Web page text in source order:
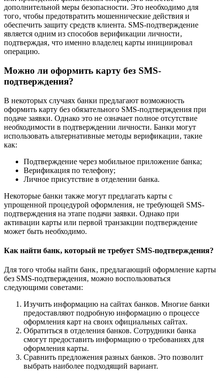
дополнительной меры безопасности. Это необходимо для
того‚ чтобы предотвратить мошеннические действия и
обеспечить защиту средств клиента. SMS-подтверждение
является одним из способов верификации личности‚
подтверждая‚ что именно владелец карты инициировал
операцию.
Можно ли оформить карту без SMS-
подтверждения?
В некоторых случаях банки предлагают возможность
оформить карту без обязательного SMS-подтверждения при
подаче заявки. Однако это не означает полное отсутствие
необходимости в подтверждении личности. Банки могут
использовать альтернативные методы верификации‚ такие
как:
Подтверждение через мобильное приложение банка;
Верификация по телефону;
Личное присутствие в отделении банка.
Некоторые банки также могут предлагать карты с
упрощенной процедурой оформления‚ не требующей SMS-
подтверждения на этапе подачи заявки. Однако при
активации карты или первой транзакции подтверждение
может быть необходимо.
Как найти банк‚ который не требует SMS-подтверждения?
Для того чтобы найти банк‚ предлагающий оформление карты
без SMS-подтверждения‚ можно воспользоваться
следующими советами:
Изучить информацию на сайтах банков. Многие банки
предоставляют подробную информацию о процессе
оформления карт на своих официальных сайтах.
Обратиться в отделения банков. Сотрудники банка
смогут предоставить информацию о требованиях для
оформления карты.
Сравнить предложения разных банков. Это позволит
выбрать наиболее подходящий вариант.